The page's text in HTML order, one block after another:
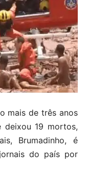
mais de três anos
deixou 19 mortos,
Brumadinho, é
do país por